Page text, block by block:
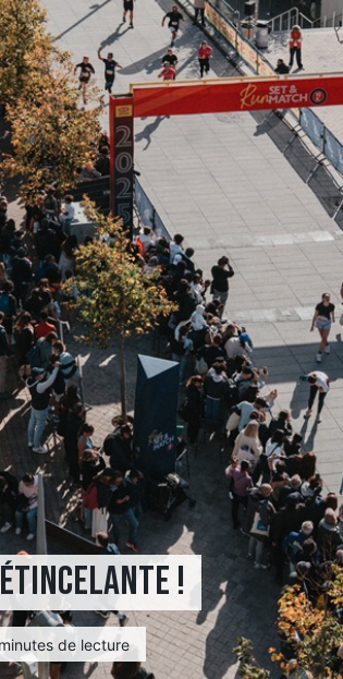
étincelante !
de lecture